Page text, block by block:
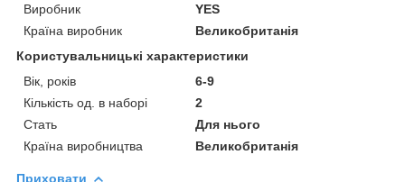
Виробник
YES
Країна виробник
Великобританія
Користувальницькі характеристики
Вік, років
6-9
Кількість од. в наборі
2
Стать
Для нього
Країна виробництва
Великобританія
Приховати